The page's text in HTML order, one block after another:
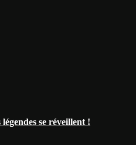
se réveillent !